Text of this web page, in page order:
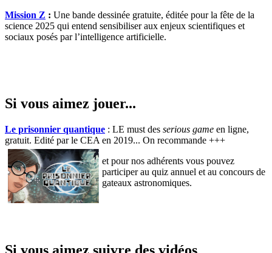
Mission Z : Une bande dessinée gratuite, éditée pour la fête de la
science 2025 qui entend sensibiliser aux enjeux scientifiques et
sociaux posés par l’intelligence artificielle.
Si vous aimez jouer...
Le prisonnier quantique : LE must des serious game en ligne,
gratuit. Edité par le CEA en 2019... On recommande +++
et pour nos adhérents vous pouvez
participer au quiz annuel et au concours de
gateaux astronomiques.